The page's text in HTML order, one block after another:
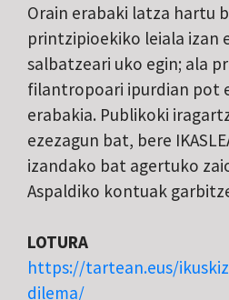
Orain erabaki latza hartu
printzipioekiko leiala izan
salbatzeari uko egin; ala
filantropoari ipurdian pot
erabakia. Publikoki
ezezagun bat, bere
izandako bat agertuko
Aspaldiko kontuak
LOTURA
https://tartean.eus/
dilema/